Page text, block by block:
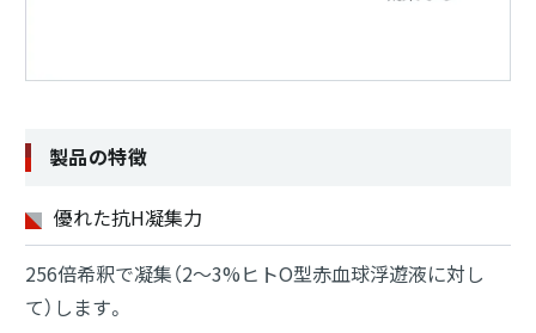
製品の特徴
優れた抗H凝集力
256倍希釈で凝集（2～3%ヒトO型赤血球浮遊液に対し
て）します。